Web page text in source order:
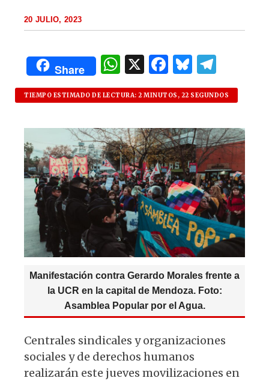
20 JULIO, 2023
Share
W
h
at
s
A
p
p
X F
a
c
e
b
o
o
k
B
lu
es
k
y
el
e
g
ra
m
TIEMPO ESTIMADO DE LECTURA: 2 MINUTOS, 22 SEGUNDOS
Manifestación contra Gerardo Morales frente a
la UCR en la capital de Mendoza. Foto:
Asamblea Popular por el Agua.
Centrales sindicales y organizaciones
sociales y de derechos humanos
realizarán este jueves movilizaciones en